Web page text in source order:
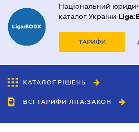
Національний
каталог України
ТАРИФИ
КАТАЛОГ РІШЕНЬ
ВСІ ТАРИФИ ЛІГА:ЗАКОН